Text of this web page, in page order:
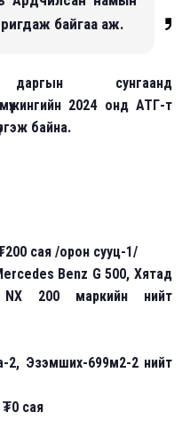
байгаа аж.
даргын сунгаанд
2024 онд АТГ-т
байна.
сая /орон сууц-1/
Benz G 500, Хятад
NX 200 маркийн нийт
2, Эзэмших-699м2-2 нийт
₮0 сая